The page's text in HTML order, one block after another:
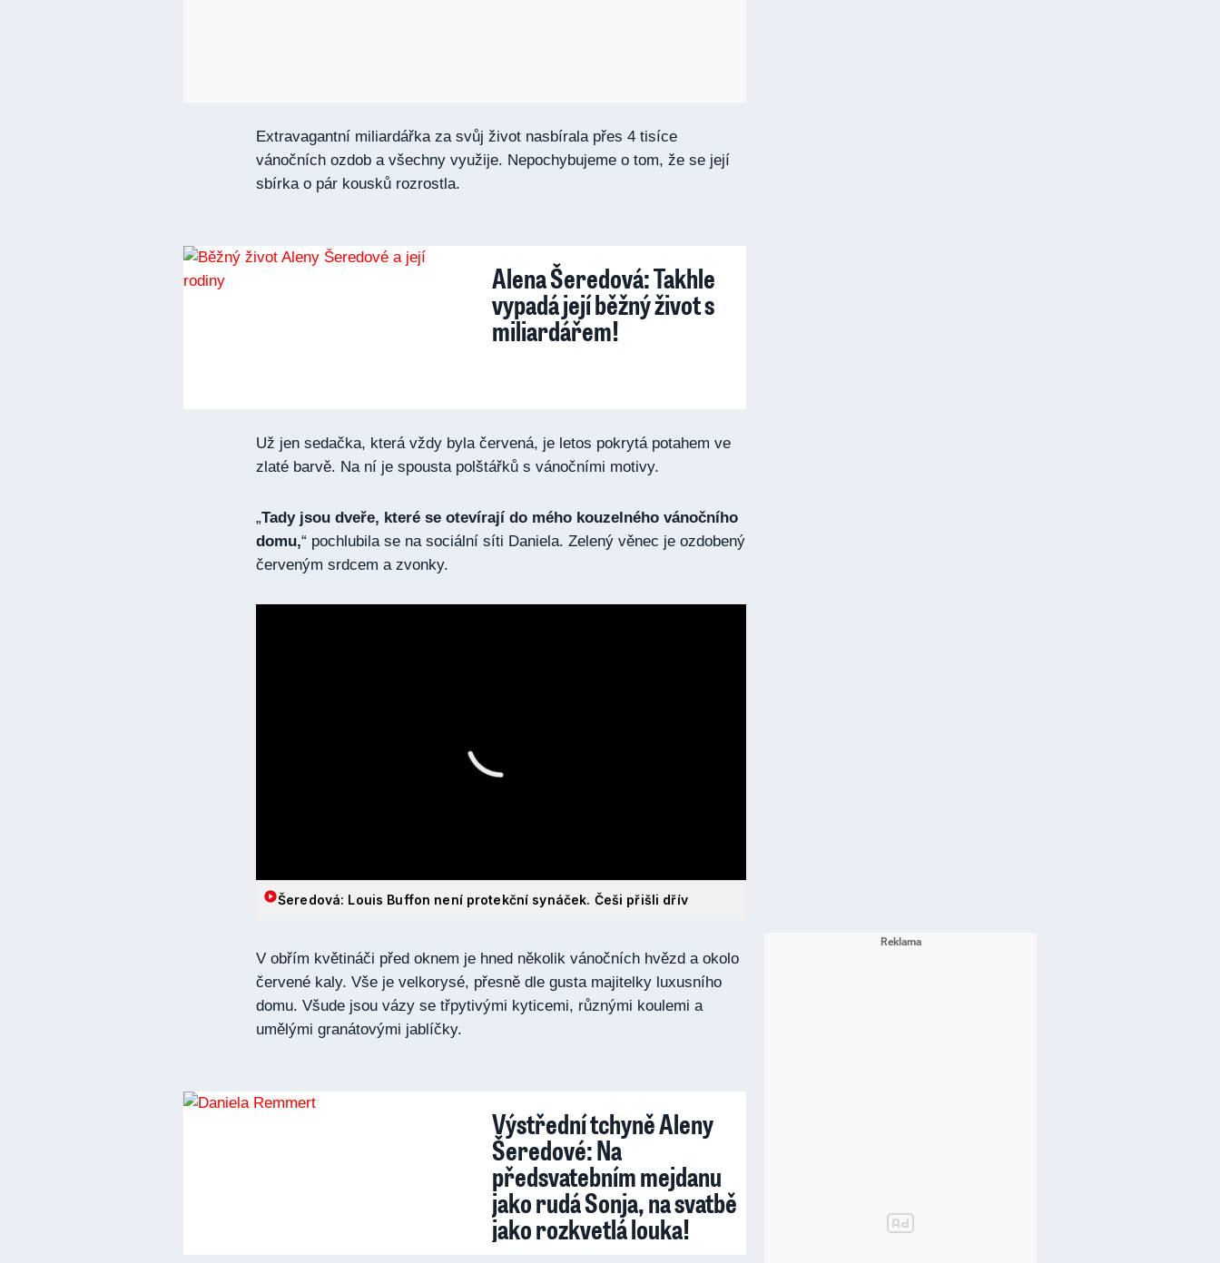
Extravagantní miliardářka za svůj život nasbírala přes 4 tisíce
vánočních ozdob a všechny využije. Nepochybujeme o tom, že se její
sbírka o pár kousků rozrostla.
Alena Šeredová: Takhle
vypadá její běžný život s
miliardářem!
Už jen sedačka, která vždy byla červená, je letos pokrytá potahem ve
zlaté barvě. Na ní je spousta polštářků s vánočními motivy.
„Tady jsou dveře, které se otevírají do mého kouzelného vánočního
domu,“ pochlubila se na sociální síti Daniela. Zelený věnec je ozdobený
červeným srdcem a zvonky.
Šeredová: Louis Buffon není protekční synáček. Češi přišli dřív
V obřím květináči před oknem je hned několik vánočních hvězd a okolo
červené kaly. Vše je velkorysé, přesně dle gusta majitelky luxusního
domu. Všude jsou vázy se třpytivými kyticemi, různými koulemi a
umělými granátovými jablíčky.
Výstřední tchyně Aleny
Šeredové: Na
předsvatebním mejdanu
jako rudá Sonja, na svatbě
jako rozkvetlá louka!